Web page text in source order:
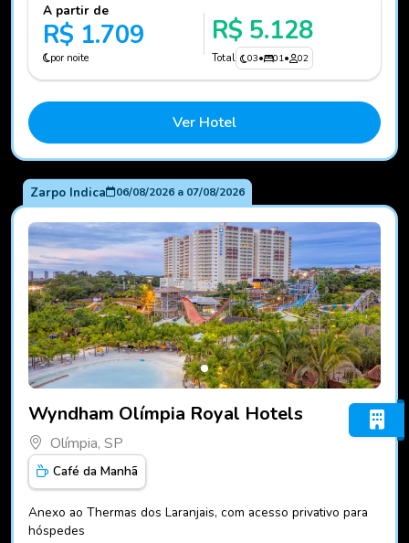
A partir de
R$ 1.709
por noite
R$ 5.128
Total 03• 01• 02
Ver Hotel
Zarpo Indica 06/08/2026a 07/08/2026
Wyndham Olímpia Royal Hotels
Olímpia, SP
Café da Manhã
Anexo ao Thermas dos Laranjais, com acesso privativo para
hóspedes